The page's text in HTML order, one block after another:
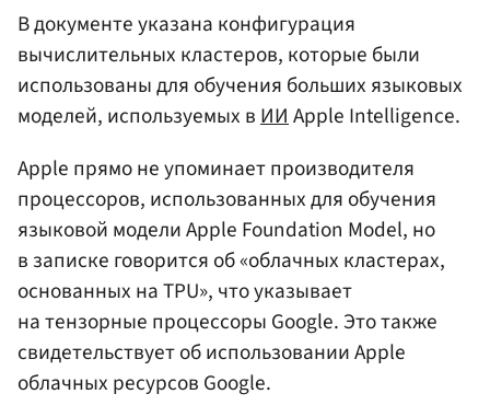
В документе указана конфигурация
вычислительных кластеров, которые были
использованы для обучения больших языковых
моделей, используемых вИИApple Intelligence.
Apple прямо не упоминает производителя
процессоров, использованных для обучения
языковой модели Apple Foundation Model, но
в записке говорится об «облачных кластерах,
основанных на TPU», что указывает
на тензорные процессоры Google. Это также
свидетельствует об использовании Apple
облачных ресурсов Google.